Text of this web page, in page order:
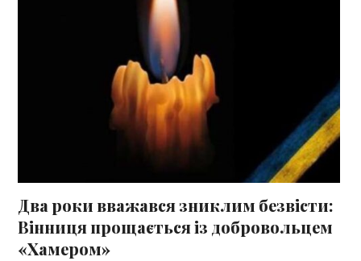
Два роки вважався зниклим безвісти:
Вінниця прощається із добровольцем
«Хамером»